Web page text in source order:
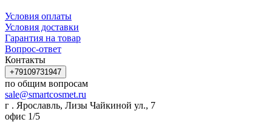
Условия оплаты
Условия доставки
Гарантия на товар
Вопрос-ответ
Контакты
+79109731947
по общим вопросам
sale@smartcosmet.ru
г . Ярославль, Лизы Чайкиной ул., 7
офис 1/5